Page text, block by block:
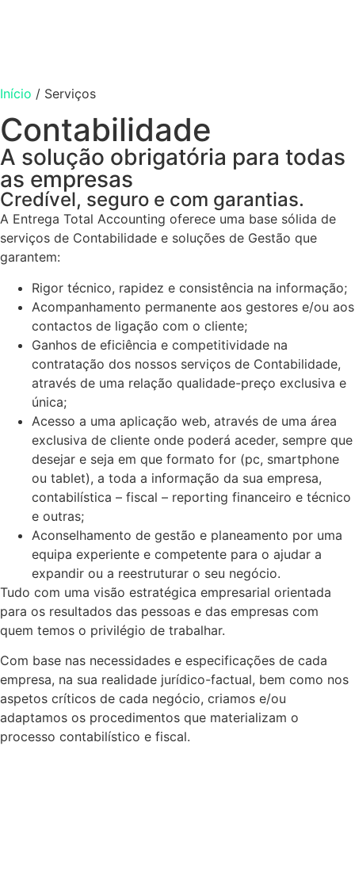
Início / Serviços
Contabilidade
A solução obrigatória para todas
as empresas
Credível, seguro e com garantias.
A Entrega Total Accounting oferece uma base sólida de
serviços de Contabilidade e soluções de Gestão que
garantem:
Rigor técnico, rapidez e consistência na informação;
Acompanhamento permanente aos gestores e/ou aos
contactos de ligação com o cliente;
Ganhos de eficiência e competitividade na
contratação dos nossos serviços de Contabilidade,
através de uma relação qualidade-preço exclusiva e
única;
Acesso a uma aplicação web, através de uma área
exclusiva de cliente onde poderá aceder, sempre que
desejar e seja em que formato for (pc, smartphone
ou tablet), a toda a informação da sua empresa,
contabilística – fiscal – reporting financeiro e técnico
e outras;
Aconselhamento de gestão e planeamento por uma
equipa experiente e competente para o ajudar a
expandir ou a reestruturar o seu negócio.
Tudo com uma visão estratégica empresarial orientada
para os resultados das pessoas e das empresas com
quem temos o privilégio de trabalhar.
Com base nas necessidades e especificações de cada
empresa, na sua realidade jurídico-factual, bem como nos
aspetos críticos de cada negócio, criamos e/ou
adaptamos os procedimentos que materializam o
processo contabilístico e fiscal.